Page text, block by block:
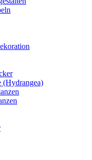
(Hydrangea)